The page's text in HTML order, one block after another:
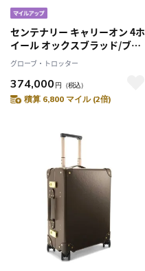
センテナリー キャリーオン 4ホ
イール オックスブラッド/ブラ
ック スーツケース
グローブ・トロッター
374,000 円 （税込）
積算 6,800 マイル (2倍)